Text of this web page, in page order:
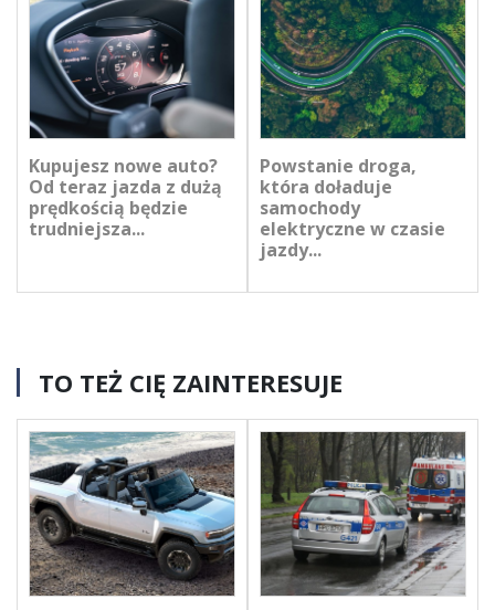
Kupujesz nowe auto?
Od teraz jazda z dużą
prędkością będzie
trudniejsza...
Powstanie droga,
która doładuje
samochody
elektryczne w czasie
jazdy...
TO TEŻ CIĘ ZAINTERESUJE